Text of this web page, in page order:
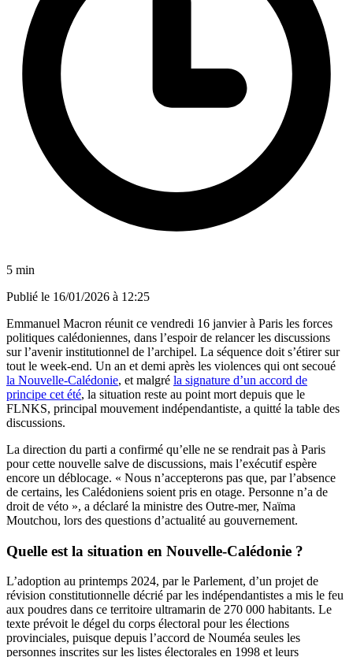
5 min
Publié le 16/01/2026 à 12:25
Emmanuel Macron réunit ce vendredi 16 janvier à Paris les forces
politiques calédoniennes, dans l’espoir de relancer les discussions
sur l’avenir institutionnel de l’archipel. La séquence doit s’étirer sur
tout le week-end. Un an et demi après les violences qui ont secoué
la Nouvelle-Calédonie, et malgré la signature d’un accord de
principe cet été, la situation reste au point mort depuis que le
FLNKS, principal mouvement indépendantiste, a quitté la table des
discussions.
La direction du parti a confirmé qu’elle ne se rendrait pas à Paris
pour cette nouvelle salve de discussions, mais l’exécutif espère
encore un déblocage. « Nous n’accepterons pas que, par l’absence
de certains, les Calédoniens soient pris en otage. Personne n’a de
droit de véto », a déclaré la ministre des Outre-mer, Naïma
Moutchou, lors des questions d’actualité au gouvernement.
Quelle est la situation en Nouvelle-Calédonie ?
L’adoption au printemps 2024, par le Parlement, d’un projet de
révision constitutionnelle décrié par les indépendantistes a mis le feu
aux poudres dans ce territoire ultramarin de 270 000 habitants. Le
texte prévoit le dégel du corps électoral pour les élections
provinciales, puisque depuis l’accord de Nouméa seules les
personnes inscrites sur les listes électorales en 1998 et leurs